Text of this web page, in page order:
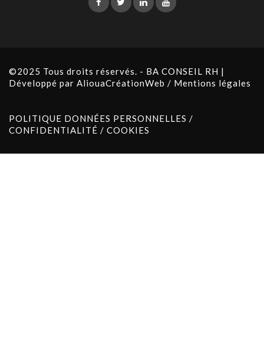
©2025 Tous droits réservés. - BA CONSEIL RH |
Développé par AliouaCréationWeb / Mentions légales
POLITIQUE DONNÉES PERSONNELLES /
CONFIDENTIALITÉ / COOKIES